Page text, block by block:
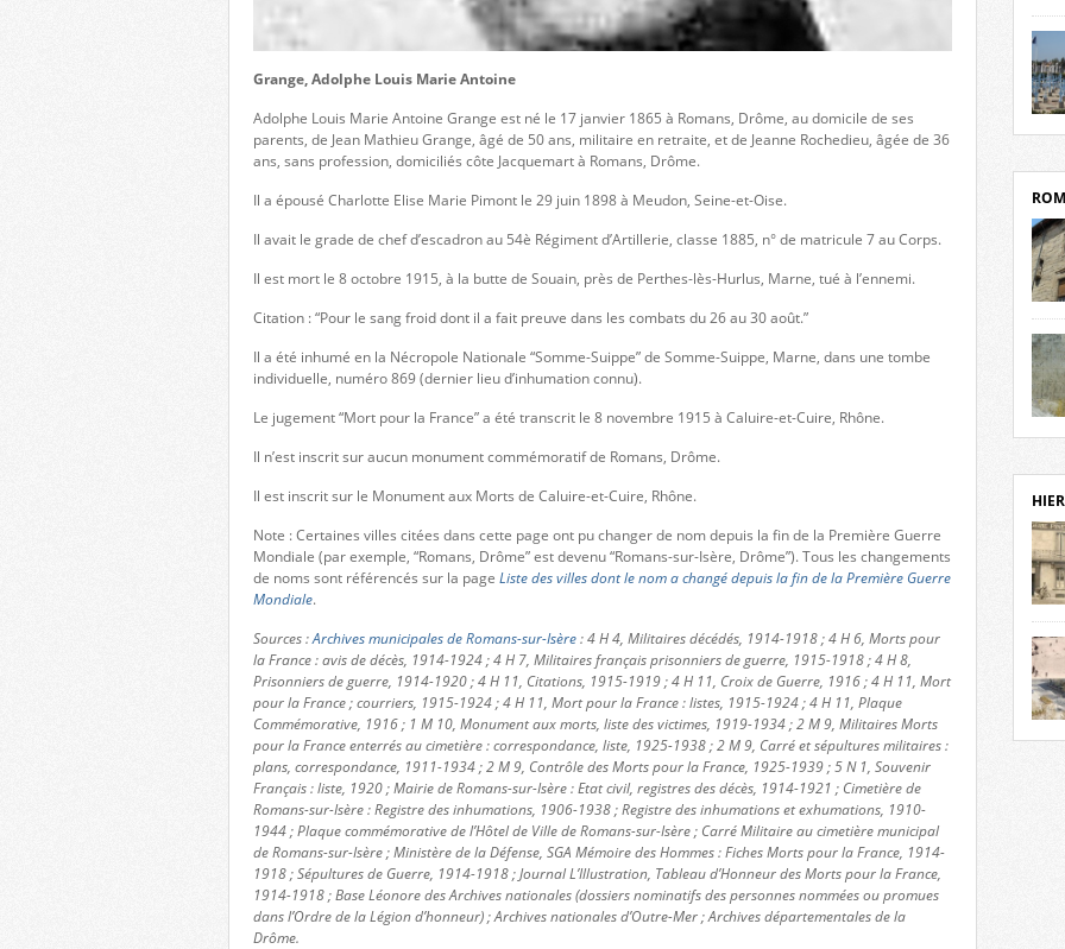
Grange, Adolphe Louis Marie Antoine
Adolphe Louis Marie Antoine Grange est né le 17 janvier 1865 à Romans, Drôme, au domicile de ses
parents, de Jean Mathieu Grange, âgé de 50 ans, militaire en retraite, et de Jeanne Rochedieu, âgée de 36
ans, sans profession, domiciliés côte Jacquemart à Romans, Drôme.
Il a épousé Charlotte Elise Marie Pimont le 29 juin 1898 à Meudon, Seine-et-Oise.
Il avait le grade de chef d’escadron au 54è Régiment d’Artillerie, classe 1885, n° de matricule 7 au Corps.
Il est mort le 8 octobre 1915, à la butte de Souain, près de Perthes-lès-Hurlus, Marne, tué à l’ennemi.
Citation : “Pour le sang froid dont il a fait preuve dans les combats du 26 au 30 août.”
Il a été inhumé en la Nécropole Nationale “Somme-Suippe” de Somme-Suippe, Marne, dans une tombe
individuelle, numéro 869 (dernier lieu d’inhumation connu).
Le jugement “Mort pour la France” a été transcrit le 8 novembre 1915 à Caluire-et-Cuire, Rhône.
Il n’est inscrit sur aucun monument commémoratif de Romans, Drôme.
Il est inscrit sur le Monument aux Morts de Caluire-et-Cuire, Rhône.
Note : Certaines villes citées dans cette page ont pu changer de nom depuis la fin de la Première Guerre
Mondiale (par exemple, “Romans, Drôme” est devenu “Romans-sur-Isère, Drôme”). Tous les changements
de noms sont référencés sur la page Liste des villes dont le nom a changé depuis la fin de la Première Guerre
Mondiale.
Sources :Archives municipales de Romans-sur-Isère: 4 H 4, Militaires décédés, 1914-1918 ; 4 H 6, Morts pour
la France : avis de décès, 1914-1924 ; 4 H 7, Militaires français prisonniers de guerre, 1915-1918 ; 4 H 8,
Prisonniers de guerre, 1914-1920 ; 4 H 11, Citations, 1915-1919 ; 4 H 11, Croix de Guerre, 1916 ; 4 H 11, Mort
pour la France ; courriers, 1915-1924 ; 4 H 11, Mort pour la France : listes, 1915-1924 ; 4 H 11, Plaque
Commémorative, 1916 ; 1 M 10, Monument aux morts, liste des victimes, 1919-1934 ; 2 M 9, Militaires Morts
pour la France enterrés au cimetière : correspondance, liste, 1925-1938 ; 2 M 9, Carré et sépultures militaires :
plans, correspondance, 1911-1934 ; 2 M 9, Contrôle des Morts pour la France, 1925-1939 ; 5 N 1, Souvenir
Français : liste, 1920 ; Mairie de Romans-sur-Isère : Etat civil, registres des décès, 1914-1921 ; Cimetière de
Romans-sur-Isère : Registre des inhumations, 1906-1938 ; Registre des inhumations et exhumations, 1910-
1944 ; Plaque commémorative de l’Hôtel de Ville de Romans-sur-Isère ; Carré Militaire au cimetière municipal
de Romans-sur-Isère ; Ministère de la Défense, SGA Mémoire des Hommes : Fiches Morts pour la France, 1914-
1918 ; Sépultures de Guerre, 1914-1918 ; Journal L’Illustration, Tableau d’Honneur des Morts pour la France,
1914-1918 ; Base Léonore des Archives nationales (dossiers nominatifs des personnes nommées ou promues
dans l’Ordre de la Légion d’honneur) ; Archives nationales d’Outre-Mer ; Archives départementales de la
Drôme.
par
de